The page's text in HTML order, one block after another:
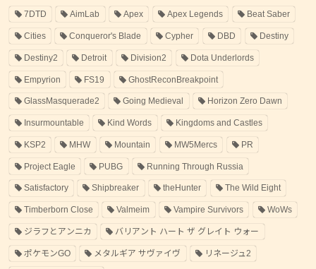
7DTD AimLab Apex Apex Legends Beat Saber
Cities Conqueror's Blade Cypher DBD Destiny
Destiny2 Detroit Division2 Dota Underlords
Empyrion FS19 GhostReconBreakpoint
GlassMasquerade2 Going Medieval Horizon Zero Dawn
Insurmountable Kind Words Kingdoms and Castles
KSP2 MHW Mountain MW5Mercs PR
Project Eagle PUBG Running Through Russia
Satisfactory Shipbreaker theHunter The Wild Eight
Timberborn Close Valmeim Vampire Survivors WoWs
ジラフとアンニカ バリアント ハート ザ グレイト ウォー
ポケモンGO メタルギア サヴァイヴ リネージュ2